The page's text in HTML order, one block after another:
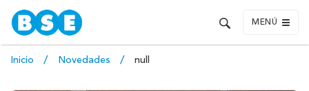
MENÚ
Inicio Novedades null